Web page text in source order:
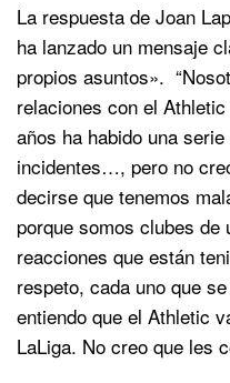
La respuesta de Joan
ha lanzado un mensaje
propios asuntos».
relaciones con el
años ha habido una
incidentes…, pero no
decirse que tenemos
porque somos clubes
reacciones que están
respeto, cada uno que
entiendo que el Athletic
LaLiga. No creo que les